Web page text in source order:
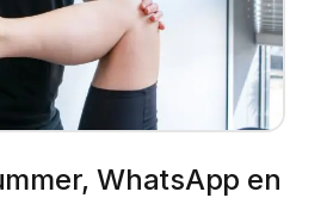
WhatsApp en